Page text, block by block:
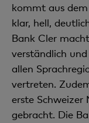
kommt aus
klar, hell,
Bank Cler
verständlich
allen
vertreten.
erste
gebracht. Die